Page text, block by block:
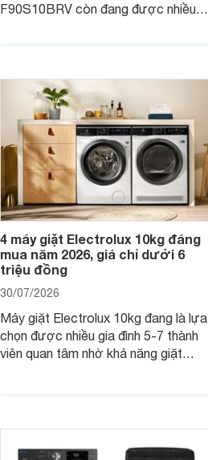
F90S10BRV còn đang được nhiều
giặt cửa trên 9kg.
4 máy giặt Electrolux 10kg đáng
mua năm 2026, giá chỉ dưới 6
triệu đồng
30/07/2026
Máy giặt Electrolux 10kg đang là lựa
chọn được nhiều gia đình 5-7 thành
viên quan tâm nhờ khả năng giặt